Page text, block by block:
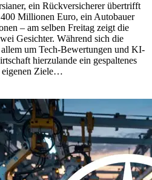
ein Rückversicherer übertrifft
Millionen Euro, ein Autobauer
– am selben Freitag zeigt die
Gesichter. Während sich die
um Tech-Bewertungen und KI-
hierzulande ein gespaltenes
Ziele…